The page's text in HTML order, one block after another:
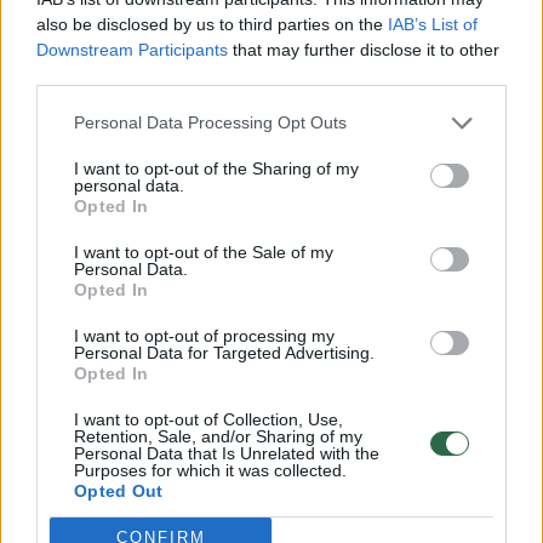
also be disclosed by us to third parties on the IAB’s List of
Downstream Participants that may further disclose it to other
Personal Data Processing Opt Outs
I want to opt-out of the Sharing of my
personal data.
Opted In
I want to opt-out of the Sale of my
Personal Data.
Opted In
I want to opt-out of processing my
Personal Data for Targeted Advertising.
Opted In
I want to opt-out of Collection, Use,
Retention, Sale, and/or Sharing of my
Personal Data that Is Unrelated with the
Purposes for which it was collected.
Opted Out
CONFIRM
žinutę ir visuomenei
dar jautriu: įvertino G. Nausėdos
pasisakymą
Laidos | Nauja diena
„Reporteris“ 2026-07-16
Laidos | Reporteris
1 ... 3